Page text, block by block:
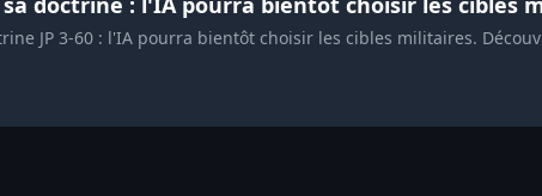
JP 3-60 : l'IA pourra bientôt choisir les cibles militaires.